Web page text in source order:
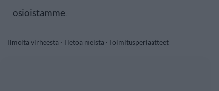
osioistamme.
Ilmoita virheestä · Tietoa meistä · Toimitusperiaatteet